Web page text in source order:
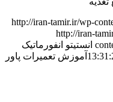
http://iran-tamir.ir/wp-
http://iran-
انستیتو انفورماتیک
آموزش تعمیرات پاور